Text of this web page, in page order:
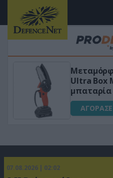
Ultra Box
μπαταρία
07.08.2026 | 02:02